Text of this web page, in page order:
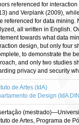
referenced for
and Verplank (2009),
referenced for data mining.
all written in English.
towards what data
design, but only four
to demonstrate the
and only two studies
privacy and security
de Artes (IdA)
de Design (IdA
de Artes, Programa de